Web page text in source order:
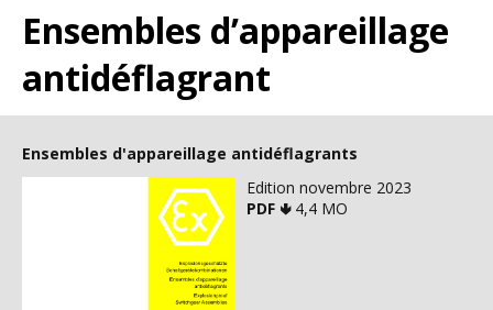
Ensembles d’appareillage
antidéflagrant
Ensembles d'appareillage antidéflagrants
Edition novembre 2023
PDF 🢃 4,4 MO